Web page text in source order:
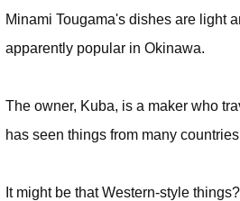
Minami Tougama's dishes are light
apparently popular in Okinawa.
The owner, Kuba, is a maker who
has seen things from many
It might be that Western-style